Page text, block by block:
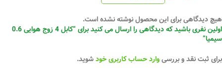
هیچ دیدگاهی برای این محصول نوشته نشده است.
اولین نفری باشید که دیدگاهی را ارسال می کنید برای “کابل 4 زوج هوایی 0.6
سیمیا”
برای ثبت نقد و بررسیوارد حساب کاربری خودشوید.